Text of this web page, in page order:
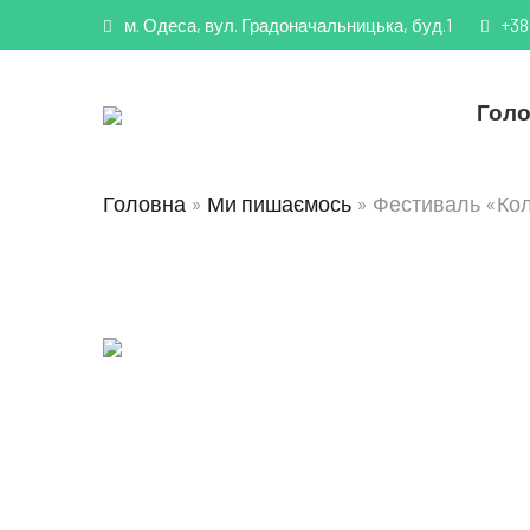
м. Одеса, вул. Градоначальницька, буд.1
Головна » Ми пишаємось » Фестиваль